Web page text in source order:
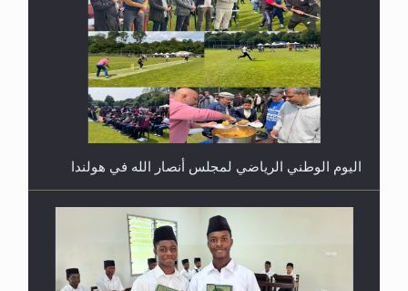
اليوم الوطني الرياضي لمجلس أنصار الله في هولندا